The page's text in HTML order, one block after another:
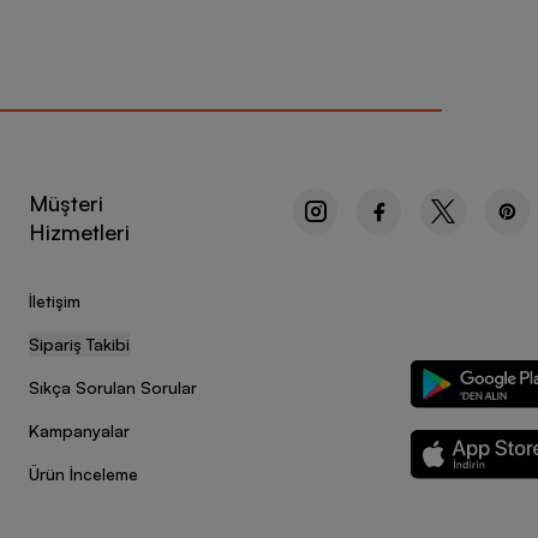
kıyafetleriyle kombinleyebileceği yüzlerce
marka çantalar fonksiyonellik dayanıklılık ve
renklerde mevcuttur. Her bir şort modeli, farklı
performansı artırmak ve konforu maksimize etmek
alanlarına göre anahtar, telefon ve diğer küçük
teknolojili kumaşlar sayesinde sporculara kuru
bu marka olmalıdır. Esnek bel çevresi
armour şortları dört farklı yöne esneyebilen
plana çıkarır. Anti-koku teknolojisi sayesinde terleme
Müşteri
Hizmetleri
İletişim
Sipariş Takibi
Sıkça Sorulan Sorular
Kampanyalar
Ürün İnceleme